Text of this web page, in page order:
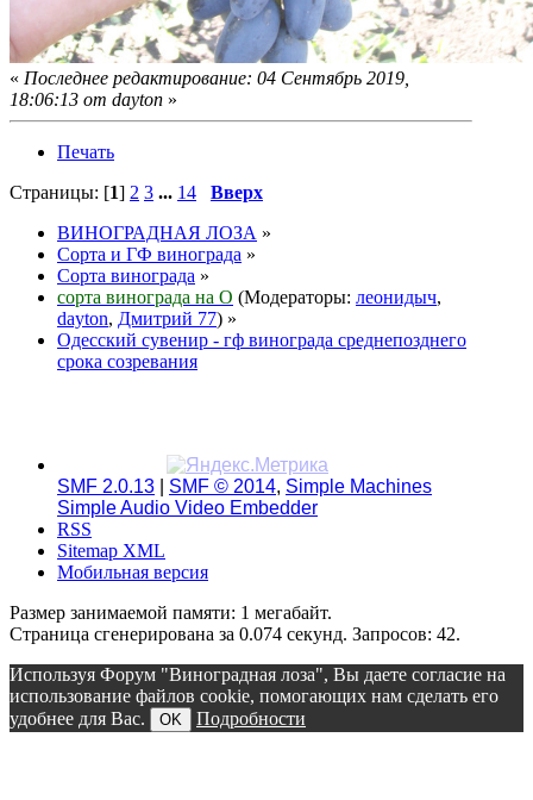
« Последнее редактирование: 04 Сентябрь 2019,
18:06:13 от dayton »
Печать
Страницы: [1] 2 3 ... 14
Вверх
ВИНОГРАДНАЯ ЛОЗА »
Сорта и ГФ винограда »
Сорта винограда »
сорта винограда на О (Модераторы: леонидыч,
dayton, Дмитрий 77) »
Одесский сувенир - гф винограда среднепозднего
срока созревания
SMF 2.0.13 SMF © 2014, Simple Machines
Simple Audio Video Embedder
RSS
Sitemap XML
Мобильная версия
Размер занимаемой памяти: 1 мегабайт.
Страница сгенерирована за 0.074 секунд. Запросов: 42.
Используя Форум "Виноградная лоза", Вы даете согласие на
использование файлов cookie, помогающих нам сделать его
удобнее для Вас.
OK Подробности